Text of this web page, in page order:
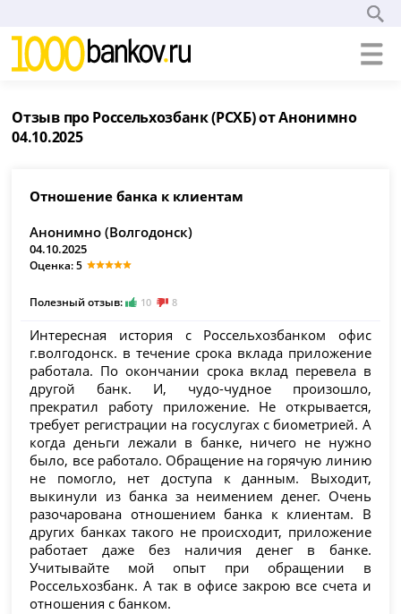
Отзыв про Россельхозбанк (РСХБ) от Анонимно
04.10.2025
Отношение банка к клиентам
Анонимно (Волгодонск)
04.10.2025
Оценка: 5
Полезный отзыв: 10 8
Интересная история с Россельхозбанком офис
г.волгодонск. в течение срока вклада приложение
работала. По окончании срока вклад перевела в
другой банк. И, чудо-чудное произошло,
прекратил работу приложение. Не открывается,
требует регистрации на госуслугах с биометрией. А
когда деньги лежали в банке, ничего не нужно
было, все работало. Обращение на горячую линию
не помогло, нет доступа к данным. Выходит,
выкинули из банка за неимением денег. Очень
разочарована отношением банка к клиентам. В
других банках такого не происходит, приложение
работает даже без наличия денег в банке.
Учитывайте мой опыт при обращении в
Россельхозбанк. А так в офисе закрою все счета и
отношения с банком.